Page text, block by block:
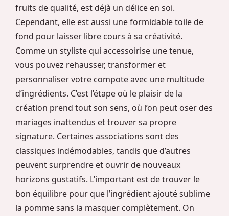
fruits de qualité, est déjà un délice en soi.
Cependant, elle est aussi une formidable toile de
fond pour laisser libre cours à sa créativité.
Comme un styliste qui accessoirise une tenue,
vous pouvez rehausser, transformer et
personnaliser votre compote avec une multitude
d’ingrédients. C’est l’étape où le plaisir de la
création prend tout son sens, où l’on peut oser des
mariages inattendus et trouver sa propre
signature. Certaines associations sont des
classiques indémodables, tandis que d’autres
peuvent surprendre et ouvrir de nouveaux
horizons gustatifs. L’important est de trouver le
bon équilibre pour que l’ingrédient ajouté sublime
la pomme sans la masquer complètement. On